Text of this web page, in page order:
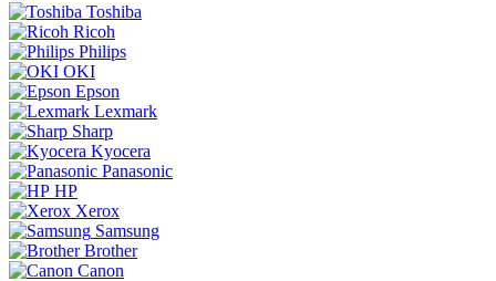
Toshiba
Ricoh
Philips
OKI
Epson
Lexmark
Sharp
Kyocera
Panasonic
HP
Xerox
Samsung
Brother
Canon